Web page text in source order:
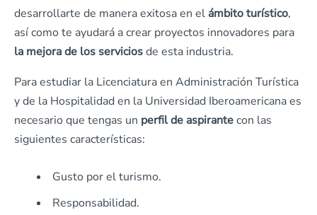
desarrollarte de manera exitosa en el ámbito turístico,
así como te ayudará a crear proyectos innovadores para
la mejora de los serviciosde esta industria.
Para estudiar la Licenciatura en Administración Turística
y de la Hospitalidad en la Universidad Iberoamericana es
necesario que tengas un perfil de aspirantecon las
siguientes características:
Gusto por el turismo.
Responsabilidad.